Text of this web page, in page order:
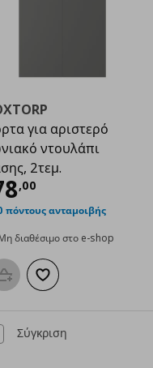
για αριστερό
ντουλάπι
2τεμ.
,00
πόντους ανταμοιβής
διαθέσιμο στο e-shop
Προσθήκη στο καλάθι
Προσθήκη στα
Σύγκριση